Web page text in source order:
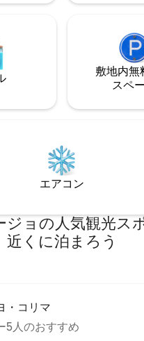
敷地内無
ス⁠ペ⁠
エアコン
ジョの人気観光ス
近くに泊まろう
・コリマ
5人のおすすめ